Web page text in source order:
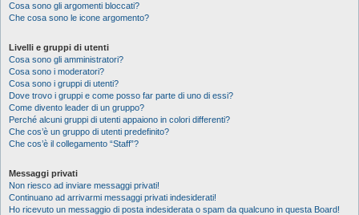
Cosa sono gli argomenti bloccati?
Che cosa sono le icone argomento?
Livelli e gruppi di utenti
Cosa sono gli amministratori?
Cosa sono i moderatori?
Cosa sono i gruppi di utenti?
Dove trovo i gruppi e come posso far parte di uno di essi?
Come divento leader di un gruppo?
Perché alcuni gruppi di utenti appaiono in colori differenti?
Che cos’è un gruppo di utenti predefinito?
Che cos’è il collegamento “Staff”?
Messaggi privati
Non riesco ad inviare messaggi privati!
Continuano ad arrivarmi messaggi privati indesiderati!
Ho ricevuto un messaggio di posta indesiderata o spam da qualcuno in questa Board!